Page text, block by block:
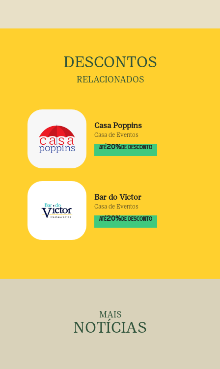
DESCONTOS
RELACIONADOS
Casa Poppins
Casa de Eventos
ATÉ20% DE DESCONTO
Bar do Victor
Casa de Eventos
ATÉ20% DE DESCONTO
MAIS
NOTÍCIAS